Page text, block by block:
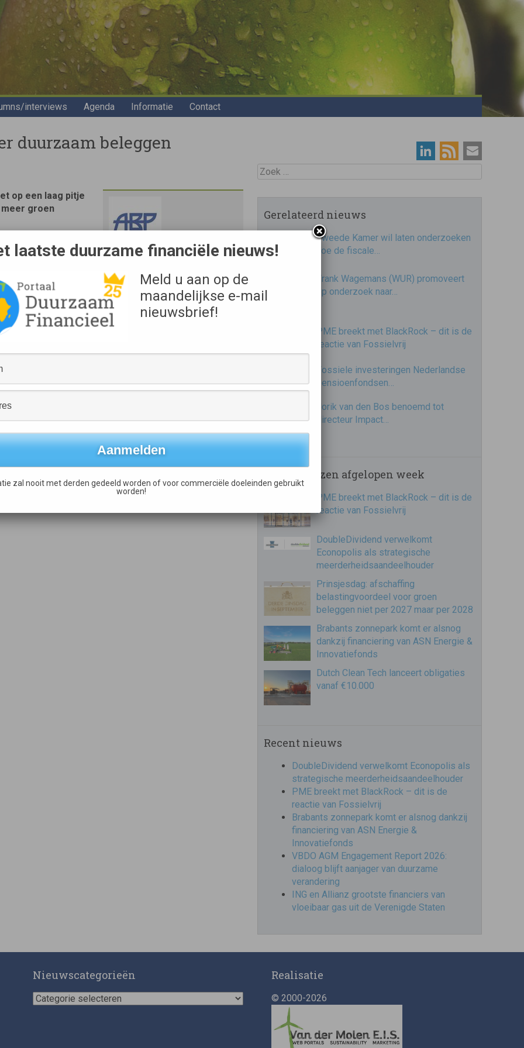
interviews Agenda Informatie Contact
duurzaam beleggen
De Telegraaf
Links
Lees het volledige artikel
op een laag pitje
groen
Sterke groei Triodos Bank aanleiding voor
Zoek
Gerelateerd nieuws
Tweede Kamer wil laten onderzoeken
hoe de fiscale…
Frank Wagemans (WUR) promoveert
op onderzoek naar…
PME breekt met BlackRock – dit is de
reactie van Fossielvrij
Fossiele investeringen Nederlandse
pensioenfondsen…
Jorik van den Bos benoemd tot
directeur Impact…
Meest gelezen afgelopen week
PME breekt met BlackRock – dit is de
reactie van Fossielvrij
DoubleDividend verwelkomt
Econopolis als strategische
meerderheidsaandeelhouder
Prinsjesdag: afschaffing
belastingvoordeel voor groen
beleggen niet per 2027 maar per 2028
Brabants zonnepark komt er alsnog
dankzij financiering van ASN Energie &
Innovatiefonds
Dutch Clean Tech lanceert obligaties
vanaf €10.000
Recent nieuws
DoubleDividend verwelkomt Econopolis als
strategische meerderheidsaandeelhouder
PME breekt met BlackRock – dit is de
reactie van Fossielvrij
Brabants zonnepark komt er alsnog dankzij
financiering van ASN Energie &
Innovatiefonds
VBDO AGM Engagement Report 2026:
dialoog blijft aanjager van duurzame
verandering
ING en Allianz grootste financiers van
vloeibaar gas uit de Verenigde Staten
Nieuwscategorieën
Nieuwscategorieën
Realisatie
© 2000-2026
laatste duurzame financiële nieuws!
Meld u aan op de
maandelijkse e-mail
nieuwsbrief!
zal nooit met derden gedeeld worden of voor commerciële doeleinden gebruikt
worden!